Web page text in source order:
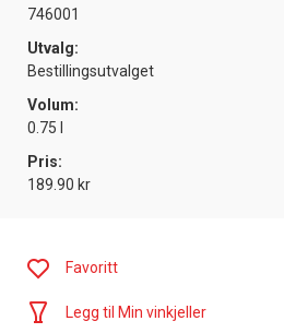
746001
Utvalg:
Bestillingsutvalget
Volum:
0.75 l
Pris:
189.90 kr
Favoritt
Legg til Min vinkjeller